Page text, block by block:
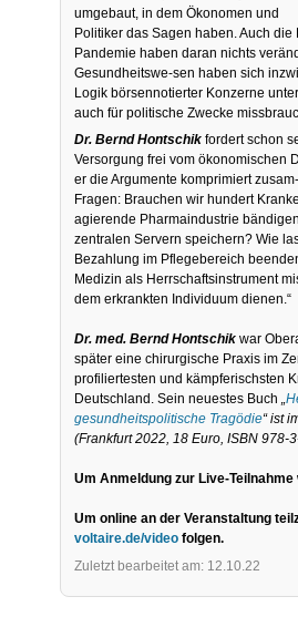
umgebaut, in dem Ökonomen und
Politiker das Sagen haben. Auch
Pandemie haben daran nichts
Gesundheitswe-sen haben sich
Logik börsennotierter Konzerne
auch für politische Zwecke
Dr. Bernd Hontschikfordert schon
Versorgung frei vom ökonomischen
er die Argumente komprimiert
Fragen: Brauchen wir hundert
agierende Pharmaindustrie
zentralen Servern speichern? Wie
Bezahlung im Pflegebereich
Medizin als Herrschaftsinstrument
dem erkrankten Individuum dienen.“
Dr. med. Bernd Hontschikwar
später eine chirurgische Praxis im
profiliertesten und kämpferischsten
Deutschland. Sein neuestes Buch „
gesundheitspolitische Tragödie“ ist
(Frankfurt 2022, 18 Euro, ISBN 978-
Um Anmeldung zur Live-
Um online an der Veranstaltung
voltaire.de/video folgen.
Zuletzt bearbeitet am: 12.10.22